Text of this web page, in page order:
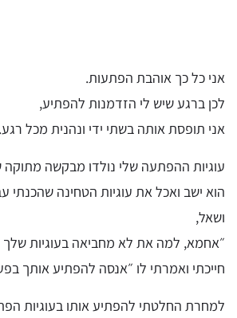
אני כל כך אוהבת הפתעות.
לכן ברגע שיש לי הזדמנות להפתיע,
אני תופסת אותה בשתי ידי ונהנית מכל רגע.
עוגיות ההפתעה שלי נולדו מבקשה מתוקה
הוא ישב ואכל את עוגיות הטחינה שהכנתי
ושאל,
״אחמא, למה את לא מחביאה בעוגיות
חייכתי ואמרתי לו ״אנסה להפתיע אותך
למחרת החלטתי להפתיע אותו בעוגיות